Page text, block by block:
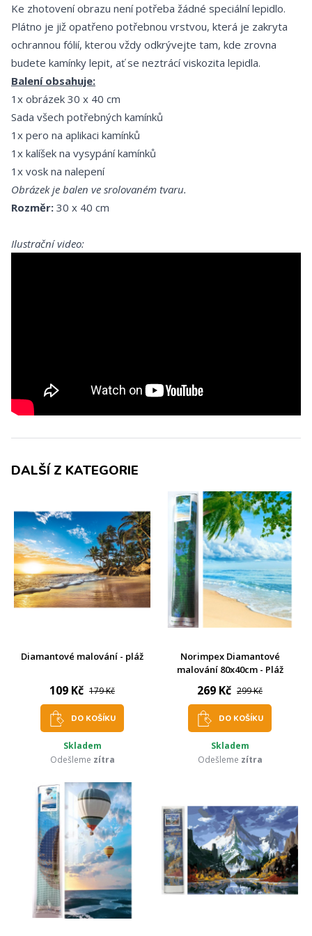
Ke zhotovení obrazu není potřeba žádné speciální lepidlo.
Plátno je již opatřeno potřebnou vrstvou, která je zakryta
ochrannou fólií, kterou vždy odkrývejte tam, kde zrovna
budete kamínky lepit, ať se neztrácí viskozita lepidla.
Balení obsahuje:
1x obrázek 30 x 40 cm
Sada všech potřebných kamínků
1x pero na aplikaci kamínků
1x kalíšek na vysypání kamínků
1x vosk na nalepení
Obrázek je balen ve srolovaném tvaru.
Rozměr: 30 x 40 cm
Ilustrační video:
DALŠÍ Z KATEGORIE
Diamantové malování - pláž
109 Kč 179 Kč
DO KOŠÍKU
Skladem
Odešleme zítra
Norimpex Diamantové
malování 80x40cm - Pláž
269 Kč 299 Kč
DO KOŠÍKU
Skladem
Odešleme zítra